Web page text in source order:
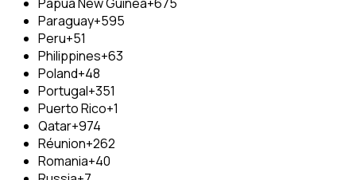
Paraguay+595
Peru+51
Philippines+63
Poland+48
Portugal+351
Puerto Rico+1
Qatar+974
Réunion+262
Romania+40